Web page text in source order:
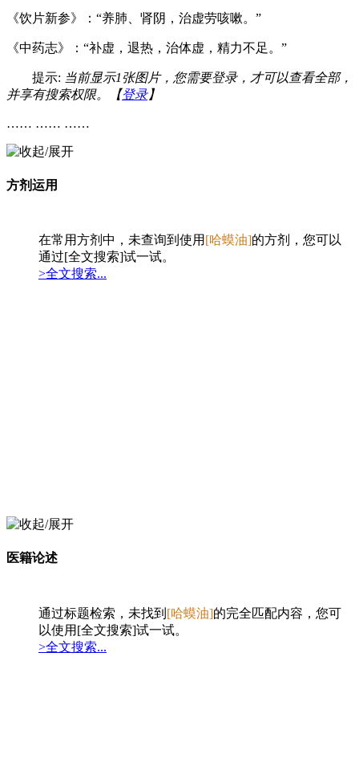
《饮片新参》：“养肺、肾阴，治虚劳咳嗽。”
《中药志》：“补虚，退热，治体虚，精力不足。”
提示: 当前显示1张图片，您需要登录，才可以查看全部，
并享有搜索权限。【登录】
…… …… ……
方剂运用
在常用方剂中，未查询到使用 [哈蟆油]的方剂，您可以
通过[全文搜索]试一试。
>全文搜索...
医籍论述
通过标题检索，未找到 [哈蟆油]的完全匹配内容，您可
以使用[全文搜索]试一试。
>全文搜索...